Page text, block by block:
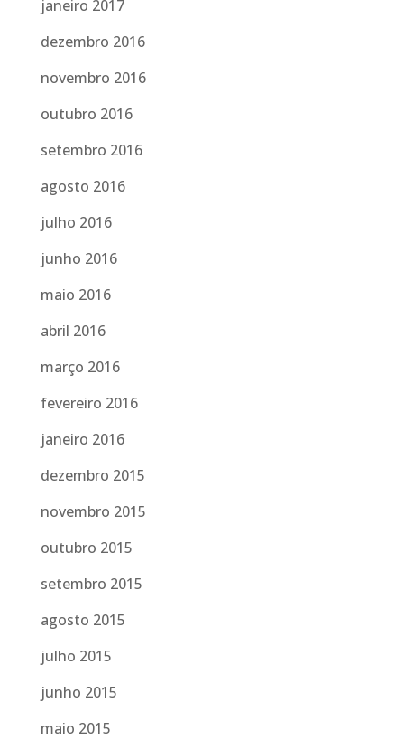
janeiro 2017
dezembro 2016
novembro 2016
outubro 2016
setembro 2016
agosto 2016
julho 2016
junho 2016
maio 2016
abril 2016
março 2016
fevereiro 2016
janeiro 2016
dezembro 2015
novembro 2015
outubro 2015
setembro 2015
agosto 2015
julho 2015
junho 2015
maio 2015